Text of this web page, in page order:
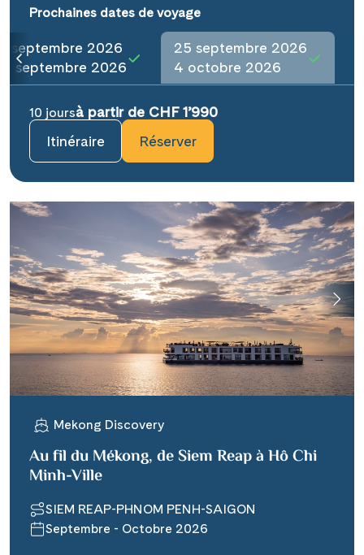
Prochaines dates de voyage
septembre 2026
septembre 2026
25 septembre 2026
4 octobre 2026
10 joursà partir de CHF 1’990
Itinéraire
Réserver
Mekong Discovery
Au fil du Mékong, de Siem Reap à Hô Chi
Minh-Ville
SIEM REAP-PHNOM PENH-SAIGON
Septembre - Octobre 2026